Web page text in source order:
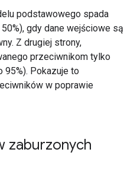
dtype of the source
dtype of the source
dtype of the watched
dtype of the watched
dtype of the source
dtype of the source
dtype of the source
dtype of the source
dtype of the source
dtype of the source
dtype of the source
dtype of the source
podstawowego spada
gdy dane wejściowe są
Z drugiej strony,
przeciwnikom tylko
95%). Pokazuje to
w poprawie
zaburzonych